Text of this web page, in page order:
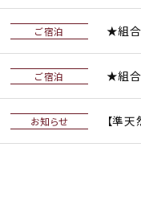
ご宿泊 ★組合
ご宿泊 ★組
お知らせ 【準